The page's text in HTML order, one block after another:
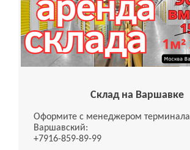
Склад на Варшавке
Оформите с менеджером терминала
Варшавский:
+7916-859-89-99